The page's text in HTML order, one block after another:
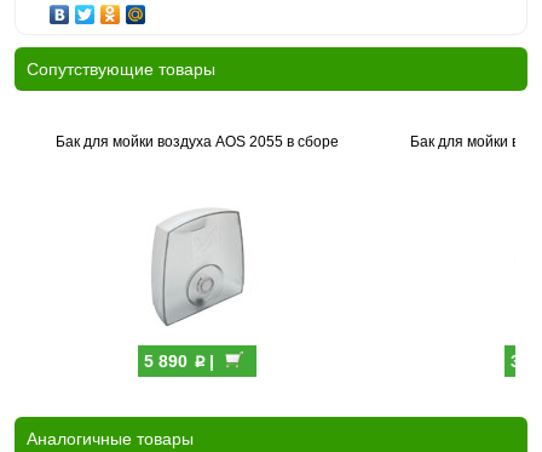
Cопутствующие товары
Бак для мойки воздуха AOS 2055 в сборе
5 890 p|
Бак для мойки
3
Аналогичные товары